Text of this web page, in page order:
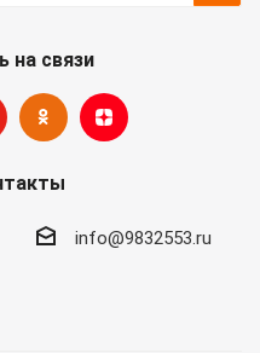
на связи
info@9832553.ru